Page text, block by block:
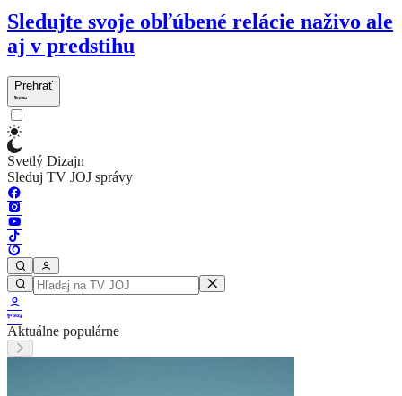
Sledujte svoje obľúbené relácie naživo ale
aj v predstihu
Prehrať
Svetlý Dizajn
Sleduj TV JOJ správy
Aktuálne populárne